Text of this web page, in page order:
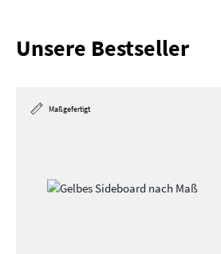
Unsere Bestseller
Maßgefertigt